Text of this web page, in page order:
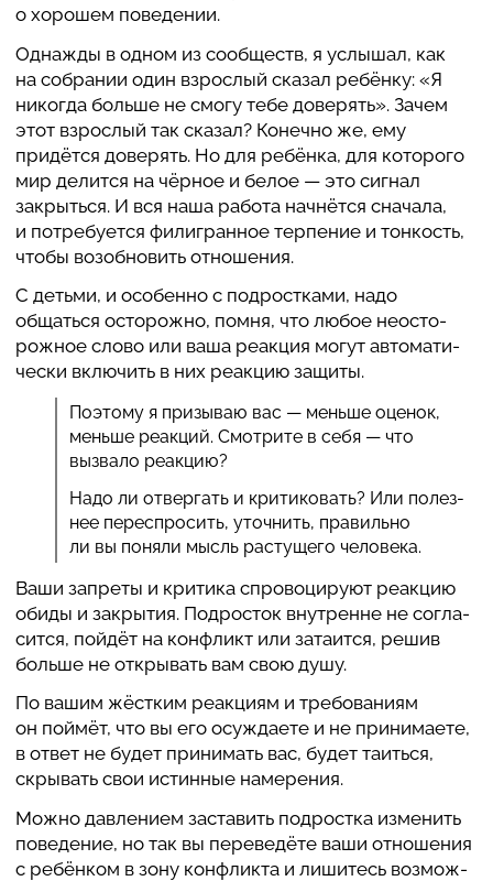
о хорошем пове­де­нии.
Однажды в одном из сооб­ще­ств, я услышал, как
на собра­нии один взро­с­лый сказал ребёнку: «Я
никогда больше не смогу тебе дове­рять». Зачем
этот взро­с­лый так сказал? Конечно же, ему
придётся дове­рять. Но для ребёнка, для кото­рого
мир делится на чёрное и белое — это сигнал
закрыться. И вся наша работа нач­нётся сначала,
и потре­бу­ется фили­гран­ное тер­пе­ние и тон­кость,
чтобы воз­о­б­но­вить отно­ше­ния.
С детьми, и осо­бенно с под­рост­ками, надо
общаться осто­рожно, помня, что любое нео­сто­
рож­ное слово или ваша реакция могут авто­ма­ти­
че­ски вклю­чить в них реакцию защиты.
Поэтому я при­зы­ваю вас — меньше оценок,
меньше реакций. Смо­трите в себя — что
вызвало реакцию?
Надо ли отвер­гать и кри­ти­ко­вать? Или полез­
нее пере­с­про­сить, уточ­нить, правильно
ли вы поняли мысль рас­ту­щего чело­века.
Ваши запреты и критика спро­во­ци­руют реакцию
обиды и закры­тия. Под­ро­сток вну­тренне не согла­
сится, пойдёт на кон­фликт или зата­ится, решив
больше не откры­вать вам свою душу.
По вашим жёстким реак­циям и тре­бо­ва­ниям
он поймёт, что вы его осу­жда­ете и не при­ни­ма­ете,
в ответ не будет при­ни­мать вас, будет таиться,
скры­вать свои истин­ные наме­ре­ния.
Можно дав­ле­нием заставить под­ростка изме­нить
пове­де­ние, но так вы пере­ведёте ваши отно­ше­ния
с ребён­ком в зону кон­фликта и лиши­тесь воз­мож­